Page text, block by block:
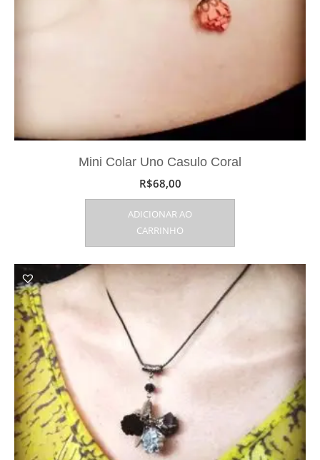
Mini Colar Uno Casulo Coral
R$68,00
ADICIONAR AO
CARRINHO